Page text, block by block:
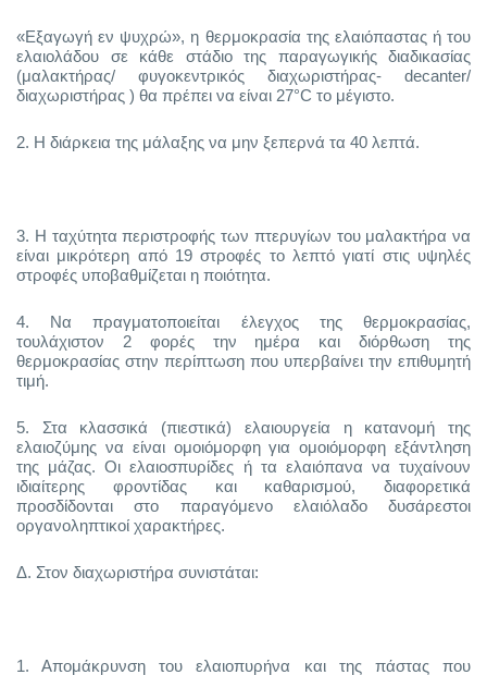
«Εξαγωγή εν ψυχρώ», η θερμοκρασία της ελαιόπαστας ή του
ελαιολάδου σε κάθε στάδιο της παραγωγικής διαδικασίας
(μαλακτήρας/ φυγοκεντρικός διαχωριστήρας- decanter/
διαχωριστήρας ) θα πρέπει να είναι 27°C το μέγιστο.
2. Η διάρκεια της μάλαξης να μην ξεπερνά τα 40 λεπτά.
3. Η ταχύτητα περιστροφής των πτερυγίων του μαλακτήρα να
είναι μικρότερη από 19 στροφές το λεπτό γιατί στις υψηλές
στροφές υποβαθμίζεται η ποιότητα.
4.
Να πραγματοποιείται έλεγχος της θερμοκρασίας,
τουλάχιστον 2 φορές την ημέρα και διόρθωση της
θερμοκρασίας στην περίπτωση που υπερβαίνει την επιθυμητή
τιμή.
5.
Στα κλασσικά (πιεστικά) ελαιουργεία η κατανομή της
ελαιοζύμης να είναι ομοιόμορφη για ομοιόμορφη εξάντληση
της μάζας. Οι ελαιοσπυρίδες ή τα ελαιόπανα να τυχαίνουν
ιδιαίτερης φροντίδας και καθαρισμού, διαφορετικά
προσδίδονται στο παραγόμενο ελαιόλαδο δυσάρεστοι
οργανοληπτικοί χαρακτήρες.
Δ. Στον διαχωριστήρα συνιστάται:
1.
Απομάκρυνση του ελαιοπυρήνα και της πάστας που